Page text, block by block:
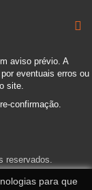
aviso prévio. A
eventuais erros ou
site.
confirmação.
para que
reservados.